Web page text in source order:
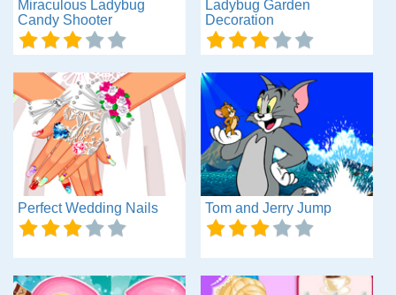
Miraculous Ladybug
Candy Shooter
Ladybug Garden
Decoration
Perfect Wedding Nails Tom and Jerry Jump